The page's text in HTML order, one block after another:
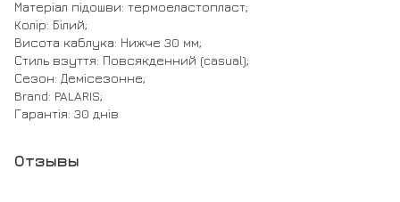
Матеріал підошви: термоеластопласт;
Колір: Білий;
Висота каблука: Нижче 30 мм;
Стиль взуття: Повсякденний (casual);
Сезон: Демісезонне;
Brand: PALARIS;
Гарантія: 30 днів
Отзывы